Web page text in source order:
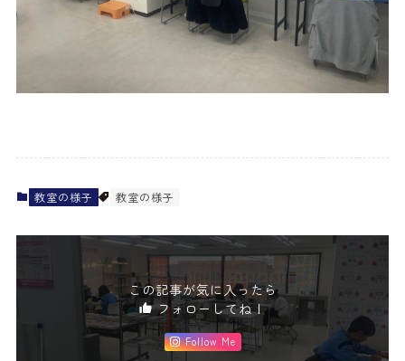
教室の様子 教室の様子
この記事が気に入ったら
フォローしてね！
Follow Me